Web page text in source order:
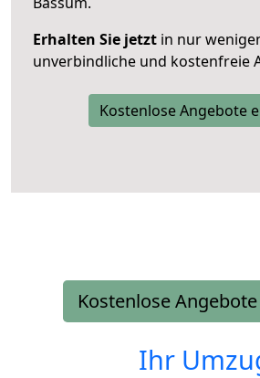
Erhalten Sie jetzt in nur
unverbindliche und kostenfreie
Kostenlose Angebote
Kostenlose
Ihr